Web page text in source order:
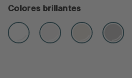
Colores brillantes